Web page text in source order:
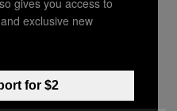
anche tenere a
programmati
il supporto del
exclusive new
for $2